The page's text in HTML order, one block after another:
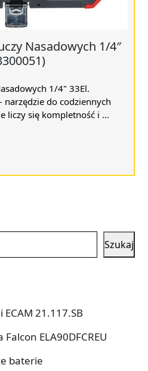
Nasadowych 1/4″
1/4" 33El.
do codziennych
liczy się kompletność i ...
Szukaj
ECAM 21.117.SB
ELA90DFCREU
baterie